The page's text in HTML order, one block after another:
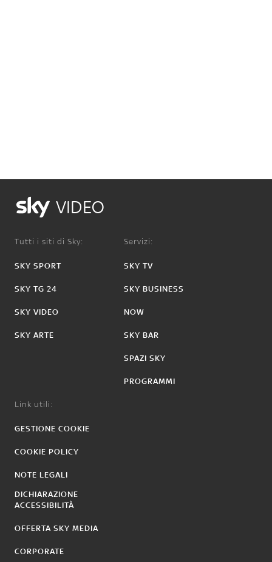
VIDEO
Tutti i siti di Sky:
SKY SPORT
SKY TG 24
SKY VIDEO
SKY ARTE
Servizi:
SKY TV
SKY BUSINESS
NOW
SKY BAR
SPAZI SKY
PROGRAMMI
Link utili:
GESTIONE COOKIE
COOKIE POLICY
NOTE LEGALI
DICHIARAZIONE
ACCESSIBILITÀ
OFFERTA SKY MEDIA
CORPORATE